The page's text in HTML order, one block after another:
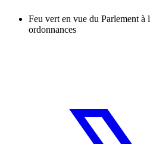
Feu vert en vue du Parlement
ordonnances